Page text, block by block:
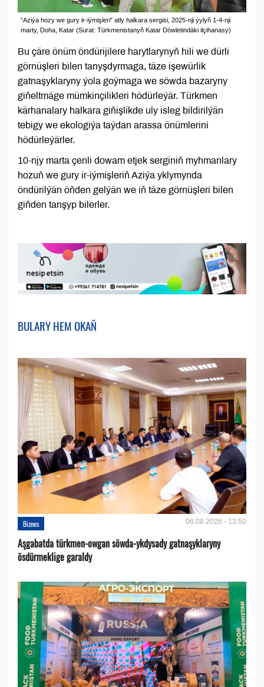
“Aziýa hozy we gury ir-iýmişleri” atly halkara sergisi, 2025-nji ýylyň 1-4-nji
marty, Doha, Katar (Surat: Türkmenistanyň Katar Döwletindäki ilçihanasy)
Bu çäre önüm öndürijilere harytlarynyň hili we dürli
görnüşleri bilen tanyşdyrmaga, täze işewürlik
gatnaşyklaryny ýola goýmaga we söwda bazaryny
giňeltmäge mümkinçilikleri hödürleýär. Türkmen
kärhanalary halkara giňişlikde uly isleg bildirilýän
tebigy we ekologiýa taýdan arassa önümlerini
hödürleýärler.
10-njy marta çenli dowam etjek serginiň myhmanlary
hozuň we gury ir-iýmişleriň Aziýa yklymynda
öndürilýän öňden gelýän we iň täze görnüşleri bilen
giňden tanşyp bilerler.
BULARY HEM OKAŇ
Biznes 06.08.2026 - 13:50
Aşgabatda türkmen-owgan söwda-ykdysady gatnaşyklaryny
ösdürmeklige garaldy